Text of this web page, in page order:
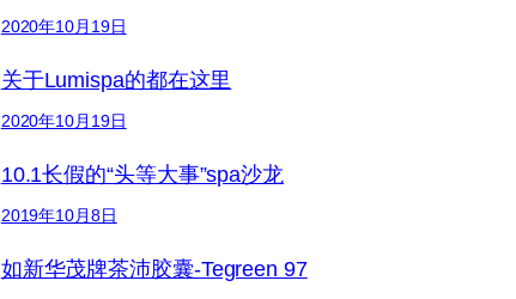
2020年10月19日
关于Lumispa的都在这里
2020年10月19日
10.1长假的“头等大事”spa沙龙
2019年10月8日
如新华茂牌茶沛胶囊-Tegreen 97